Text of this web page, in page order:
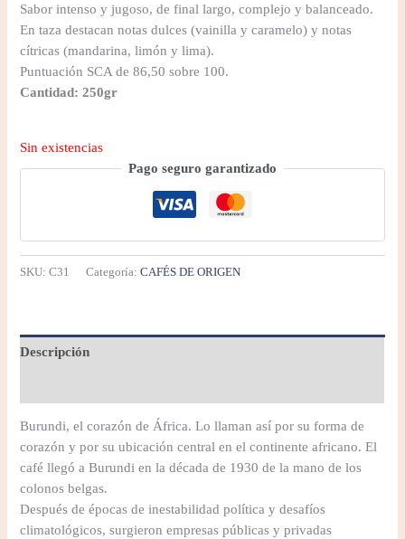
Sabor intenso y jugoso, de final largo, complejo y balanceado.
En taza destacan notas dulces (vainilla y caramelo) y notas
cítricas (mandarina, limón y lima).
Puntuación SCA de 86,50 sobre 100.
Cantidad: 250gr
Sin existencias
Pago seguro garantizado
SKU:C31 Categoría:CAFÉS DE ORIGEN
Descripción
Burundi, el corazón de África. Lo llaman así por su forma de
corazón y por su ubicación central en el continente africano. El
café llegó a Burundi en la década de 1930 de la mano de los
colonos belgas.
Después de épocas de inestabilidad política y desafíos
climatológicos, surgieron empresas públicas y privadas